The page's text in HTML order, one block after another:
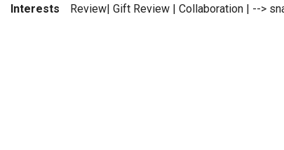
Interests
Review| Gift Review | Collaboration | -->